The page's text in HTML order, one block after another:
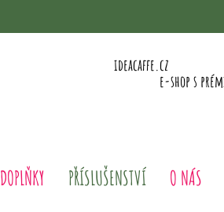
e-shop s
ideacaffe.cz
DOPLŇKY PŘÍSLUŠENSTVÍ O NÁS